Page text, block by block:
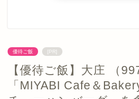
優待ご飯 [PR]
【優待ご飯】大庄 （
「MIYABI Cafe＆